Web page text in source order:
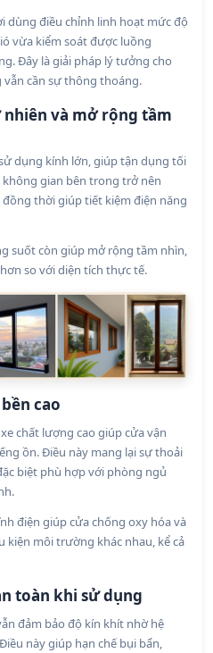
dùng điều chỉnh linh hoạt mức độ
vừa kiểm soát được luồng
Đây là giải pháp lý tưởng cho
cần sự thông thoáng.
nhiên và mở rộng tầm
dụng kính lớn, giúp tận dụng tối
gian bên trong trở nên
thời giúp tiết kiệm điện năng
suốt còn giúp mở rộng tầm nhìn,
so với diện tích thực tế.
cao
chất lượng cao giúp cửa vận
ồn. Điều này mang lại sự thoải
biệt phù hợp với phòng ngủ
điện giúp cửa chống oxy hóa và
môi trường khác nhau, kể cả
toàn khi sử dụng
đảm bảo độ kín khít nhờ hệ
này giúp hạn chế bụi bẩn,